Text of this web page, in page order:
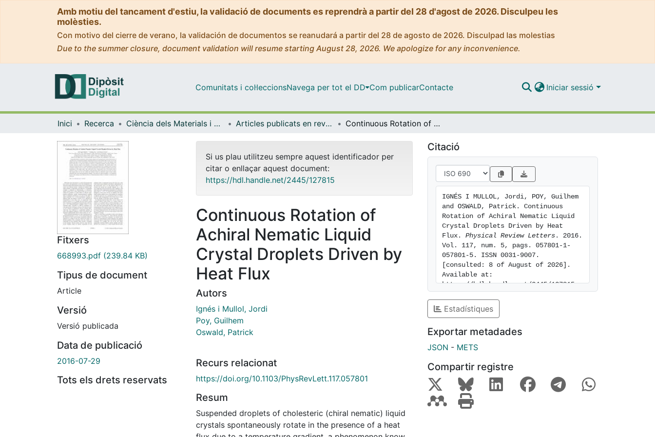
Amb motiu del tancament d'estiu, la validació de documents es reprendrà a partir del 28 d'agost de 2026. Disculpeu les
molèsties.
Con motivo del cierre de verano, la validación de documentos se reanudará a partir del 28 de agosto de 2026. Disculpad las molestias
Due to the summer closure, document validation will resume starting August 28, 2026. We apologize for any inconvenience.
Comunitats i col·leccionsNavega per tot el DD Com publicarContacte Iniciar sessió
Inici Recerca Ciència dels Materials i Química Física Articles publicats en revistes (Ciència dels Materials i Química Física) Continuous Rotation of Achiral Nematic Liquid Crystal Droplets Driven by Heat Flux
Fitxers
668993.pdf (239.84 KB)
Tipus de document
Article
Versió
Versió publicada
Data de publicació
2016-07-29
Tots els drets reservats
Si us plau utilitzeu sempre aquest identificador per
citar o enllaçar aquest document:
https://hdl.handle.net/2445/127815
Continuous Rotation of
Achiral Nematic Liquid
Crystal Droplets Driven by
Heat Flux
Autors
Ignés i Mullol, Jordi
Poy, Guilhem
Oswald, Patrick
Recurs relacionat
https://doi.org/10.1103/PhysRevLett.117.057801
Resum
Suspended droplets of cholesteric (chiral nematic) liquid
crystals spontaneously rotate in the presence of a heat
Citació
IGNÉS I MULLOL, Jordi, POY, Guilhem
and OSWALD, Patrick. Continuous
Rotation of Achiral Nematic Liquid
Crystal Droplets Driven by Heat
Flux. Physical Review Letters . 2016.
Vol. 117, num. 5, pags. 057801-1-
057801-5. ISSN 0031-9007.
[consulted: 8 of August of 2026].
Available at:
https://hdl.handle.net/2445/127815
Estadístiques
Exportar metadades
JSON - METS
Compartir registre